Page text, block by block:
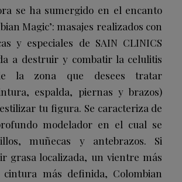
se ha sumergido en el encanto
Magic’: masajes realizados con
y especiales de SAIN CLINICS
a destruir y combatir la celulitis
la zona que desees tratar
espalda, piernas y brazos)
tu figura. Se caracteriza de
modelador en el cual se
muñecas y antebrazos. Si
grasa localizada, un vientre más
más definida, Colombian